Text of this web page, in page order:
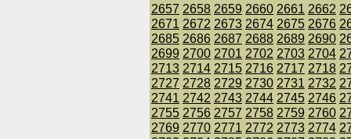
2657 2658 2659 2660 2661 2662
2671 2672 2673 2674 2675 2676
2685 2686 2687 2688 2689 2690
2699 2700 2701 2702 2703 2704
2713 2714 2715 2716 2717 2718
2727 2728 2729 2730 2731 2732
2741 2742 2743 2744 2745 2746
2755 2756 2757 2758 2759 2760
2769 2770 2771 2772 2773 2774